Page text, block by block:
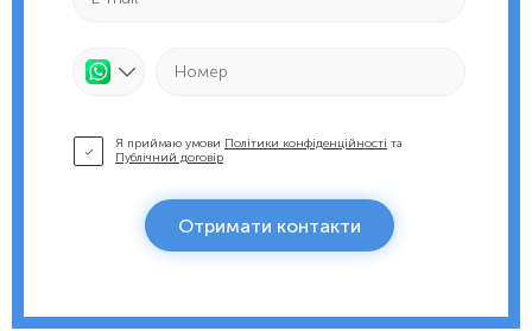
Я приймаю умови Політики конфіденційності та
Публічний договір
Отримати контакти